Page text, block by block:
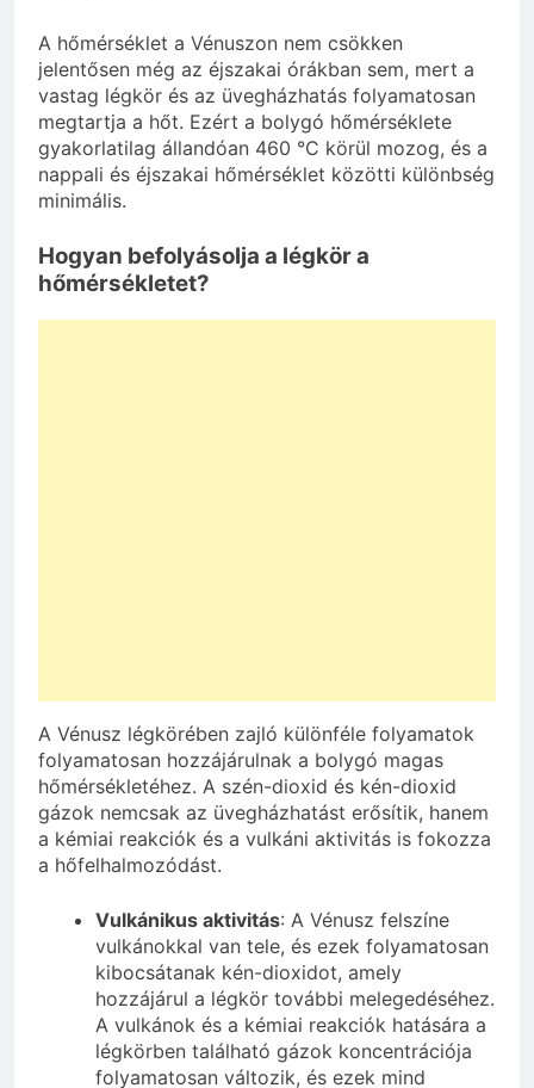
A hőmérséklet a Vénuszon nem csökken
jelentősen még az éjszakai órákban sem, mert a
vastag légkör és az üvegházhatás folyamatosan
megtartja a hőt. Ezért a bolygó hőmérséklete
gyakorlatilag állandóan 460 °C körül mozog, és a
nappali és éjszakai hőmérséklet közötti különbség
minimális.
Hogyan befolyásolja a légkör a
hőmérsékletet?
A Vénusz légkörében zajló különféle folyamatok
folyamatosan hozzájárulnak a bolygó magas
hőmérsékletéhez. A szén-dioxid és kén-dioxid
gázok nemcsak az üvegházhatást erősítik, hanem
a kémiai reakciók és a vulkáni aktivitás is fokozza
a hőfelhalmozódást.
Vulkánikus aktivitás: A Vénusz felszíne
vulkánokkal van tele, és ezek folyamatosan
kibocsátanak kén-dioxidot, amely
hozzájárul a légkör további melegedéséhez.
A vulkánok és a kémiai reakciók hatására a
légkörben található gázok koncentrációja
folyamatosan változik, és ezek mind